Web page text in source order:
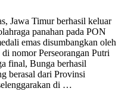
Jawa Timur berhasil keluar
panahan pada PON
emas disumbangkan oleh
nomor Perseorangan Putri
final, Bunga berhasil
berasal dari Provinsi
di …